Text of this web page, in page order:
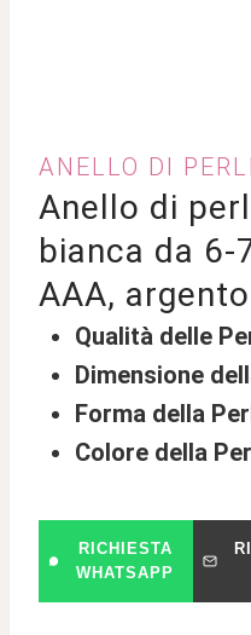
ANELLO DI
Anello di
bianca da 6-
AAA,
Qualità delle
Dimensione
Forma della
Colore della
RICHIESTA
WHATSAPP